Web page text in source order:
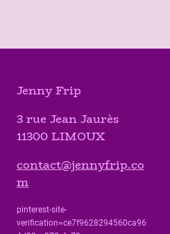
Jenny Frip
3 rue Jean Jaurès
11300 LIMOUX
contact@jennyfrip.co
m
pinterest-site-
verification=ce7f9628294560ca96